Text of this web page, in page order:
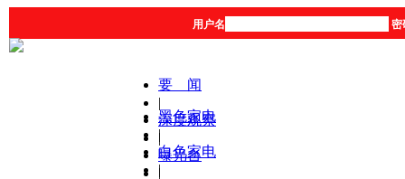
用户名 密
要 闻
|
深度观察
|
曝光台
|
黑色家电
|
白色家电
|